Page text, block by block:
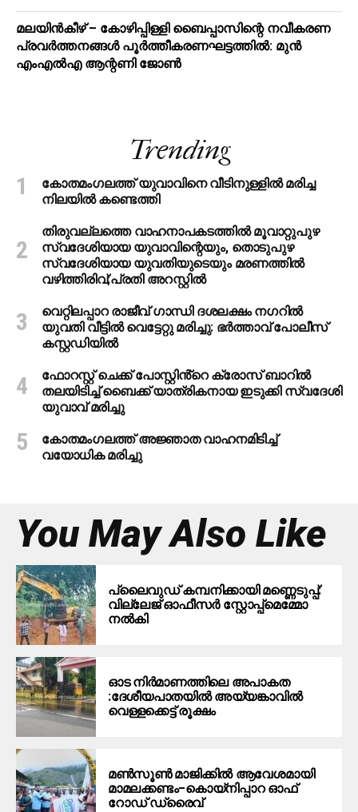
മലയിന്‍കീഴ് – കോഴിപ്പിള്ളി ബൈപ്പാസിന്റെ നവീകരണ
പ്രവര്‍ത്തനങ്ങള്‍ പൂര്‍ത്തീകരണഘട്ടത്തില്‍: മുന്‍
എംഎല്‍എ ആന്റണി ജോണ്‍
Trending
കോതമംഗലത്ത് യുവാവിനെ വീടിനുള്ളിൽ മരിച്ച
നിലയിൽ കണ്ടെത്തി
തിരുവല്ലത്തെ വാഹനാപകടത്തില്‍ മൂവാറ്റുപുഴ
സ്വദേശിയായ യുവാവിന്റെയും, തൊടുപുഴ
സ്വദേശിയായ യുവതിയുടെയും മരണത്തില്‍
വഴിത്തിരിവ്;പ്രതി അറസ്റ്റില്‍
വെറ്റിലപ്പാറ രാജീവ് ഗാന്ധി ദശലക്ഷം നഗറിൽ
യുവതി വീട്ടിൽ വെട്ടേറ്റു മരിച്ചു: ഭർത്താവ് പോലീസ്
കസ്റ്റഡിയിൽ
ഫോറസ്റ്റ് ചെക്ക് പോസ്റ്റിൻ്റെ ക്രോസ് ബാറില്‍
തലയിടിച്ച് ബൈക്ക് യാത്രികനായ ഇടുക്കി സ്വദേശി
യുവാവ് മരിച്ചു
കോതമംഗലത്ത് അജ്ഞാത വാഹനമിടിച്ച്
വയോധിക മരിച്ചു
You May Also Like
പ്ലൈവുഡ് കമ്പനിക്കായി മണ്ണെടുപ്പ്:
വില്ലേജ് ഓഫീസർ സ്റ്റോപ്പ്മെമ്മോ
നൽകി
ഓട നിർമാണത്തിലെ അപാകത
:ദേശീയപാതയിൽ അയ്യങ്കാവിൽ
വെള്ളക്കെട്ട് രൂക്ഷം
മൺസൂൺ മാജിക്കിൽ ആവേശമായി
മാമലക്കണ്ടം–കൊയ്‌നിപ്പാറ ഓഫ്
റോഡ് ഡ്രൈവ്